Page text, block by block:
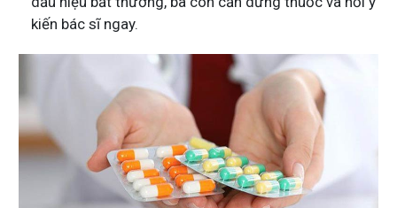
kiến bác sĩ ngay​.